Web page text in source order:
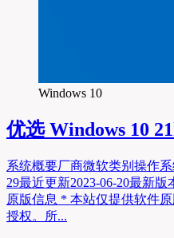
Windows 10
优选Windows 10
系统概要厂商微软类别操作
29最近更新2023-06-20最新
原版信息 * 本站仅提供软件
授权。所...